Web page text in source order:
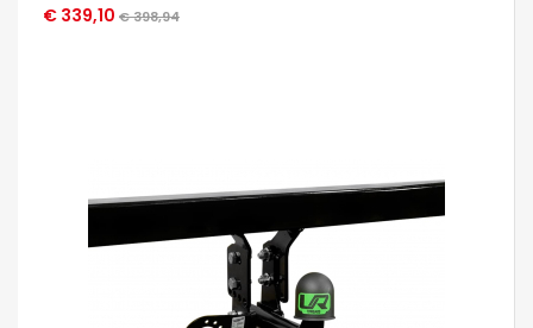
€ 339,10 € 398,94
OCCHIATA VELOCE